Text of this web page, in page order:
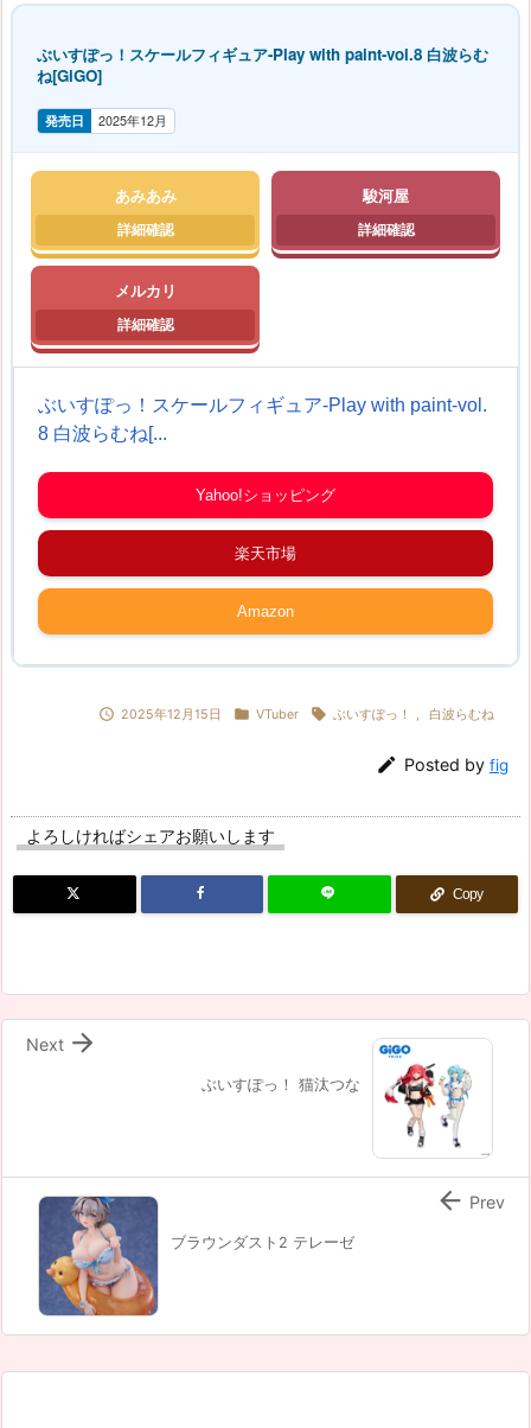
ぶいすぽっ！スケールフィギュア-Play with paint-vol.8 白波らむ
ね[GiGO]
発売日 2025年12月
あみあみ 駿河屋
メルカリ
ぶいすぽっ！スケールフィギュア-Play with paint-vol.
8 白波らむね[...
Yahoo!ショッピング
楽天市場
Amazon
 2025年12月15日  VTuber  ぶいすぽっ！ 白波らむね
 Posted by fig
よろしければシェアお願いします
Copy
ぶいすぽっ！ 猫汰つな

Next
ブラウンダスト2 テレーゼ
 Prev